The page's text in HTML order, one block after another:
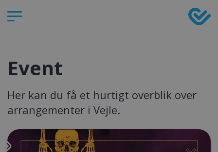
Event
Her kan du få et hurtigt overblik over
arrangementer i Vejle.